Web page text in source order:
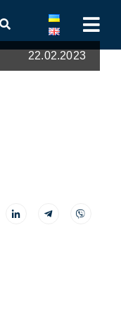
22.02.2023